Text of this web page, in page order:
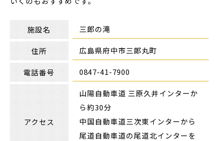
施設名 三郎の滝
住所 広島県府中市三郎丸町
電話番号 0847-41-7900
アクセス
山陽自動車道 三原久井インターか
ら約30分
中国自動車道三次東インターから
尾道自動車道の尾道北インターを